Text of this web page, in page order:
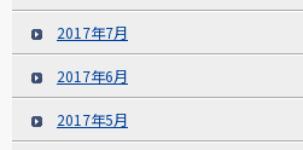
2017年7月
2017年6月
2017年5月